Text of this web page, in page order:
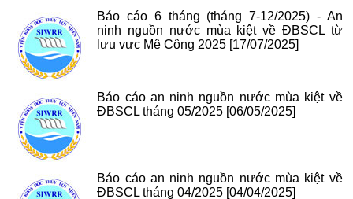
Báo cáo 6 tháng (tháng 7-12/2025) - An
ninh nguồn nước mùa kiệt về ĐBSCL từ
lưu vực Mê Công 2025 [17/07/2025]
Báo cáo an ninh nguồn nước mùa kiệt về
ĐBSCL tháng 05/2025 [06/05/2025]
Báo cáo an ninh nguồn nước mùa kiệt về
ĐBSCL tháng 04/2025 [04/04/2025]